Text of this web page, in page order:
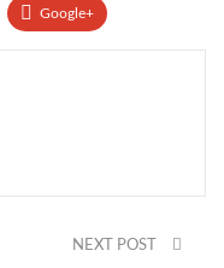
Google+
NEXT POST